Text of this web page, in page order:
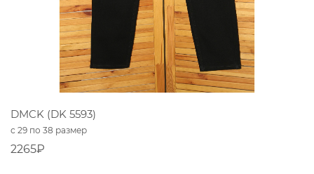
DMCK (DK 5593)
с 29 по 38 размер
2265₽